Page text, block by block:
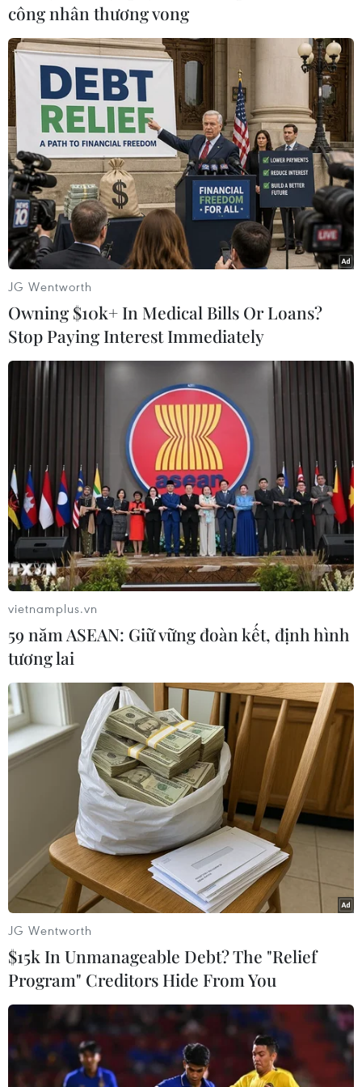
#Đội tuyển Việt Nam #Tiến Linh
#World Cup 2022
#Đội hình ra sân
Thái Lan
Theo dõi VietnamPlus
TIN LIÊN QUAN
AFC nhận định trận Việt Nam-Thái Lan:
Chủ nhà 'trên cơ'
19/11/2019 06:59
Trước cuộc đối đầu với đội tuyển Thái Lan trong khuôn
khổ Vòng loại World Cup 2022, Liên đoàn bóng đá
châu Á (AFC) đã không tiếc lời ngợi khen đội tuyển Việt
công nhân thương vong
JG Wentworth
Owning $10k+ In Medical Bills Or Loans?
Stop Paying Interest Immediately
vietnamplus.vn
59 năm ASEAN: Giữ vững đoàn kết, định hình
tương lai
JG Wentworth
$15k In Unmanageable Debt? The "Relief
Program" Creditors Hide From You